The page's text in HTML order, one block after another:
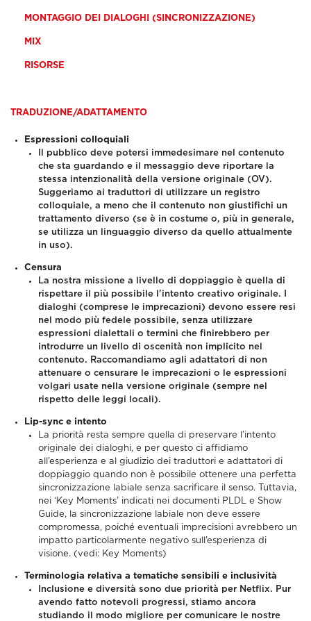
MONTAGGIO DEI DIALOGHI (SINCRONIZZAZIONE)
MIX
RISORSE
TRADUZIONE/ADATTAMENTO
Espressioni colloquiali
Il pubblico deve potersi immedesimare nel contenuto
che sta guardando e il messaggio deve riportare la
stessa intenzionalità della versione originale (OV).
Suggeriamo ai traduttori di utilizzare un registro
colloquiale, a meno che il contenuto non giustifichi un
trattamento diverso (se è in costume o, più in generale,
se utilizza un linguaggio diverso da quello attualmente
in uso).
Censura
La nostra missione a livello di doppiaggio è quella di
rispettare il più possibile l'intento creativo originale.
dialoghi (comprese le imprecazioni) devono essere resi
nel modo più fedele possibile, senza utilizzare
espressioni dialettali o termini che finirebbero per
introdurre un livello di oscenità non implicito nel
contenuto. Raccomandiamo agli adattatori di non
attenuare o censurare le imprecazioni o le espressioni
volgari usate nella versione originale (sempre nel
rispetto delle leggi locali).
Lip-sync e intento
La priorità resta sempre quella di preservare l’intento
originale dei dialoghi, e per questo ci affidiamo
all’esperienza e al giudizio dei traduttori e adattatori di
doppiaggio quando non è possibile ottenere una perfetta
sincronizzazione labiale senza sacrificare il senso. Tuttavia,
nei ‘Key Moments’ indicati nei documenti PLDL e Show
Guide, la sincronizzazione labiale non deve essere
compromessa, poiché eventuali imprecisioni avrebbero un
impatto particolarmente negativo sull’esperienza di
visione. (vedi: Key Moments)
Terminologia relativa a tematiche sensibili e inclusività
Inclusione e diversità sono due priorità per Netflix. Pur
avendo fatto notevoli progressi, stiamo ancora
studiando il modo migliore per comunicare le nostre